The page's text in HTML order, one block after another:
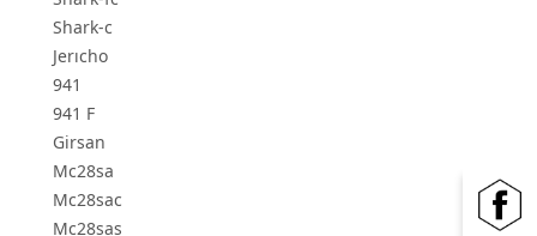
Shark-c
Jerıcho
941
941 F
Girsan
Mc28sa
Mc28sac
Mc28sas